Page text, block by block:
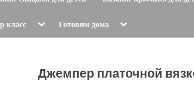
т
о
вязание
с
класс Toggle
menu
Готовим дома Toggle
menu
Джемпер платочной